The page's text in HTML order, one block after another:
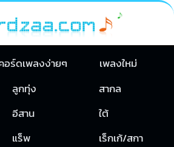
อร์ดเพลงง่ายๆ
เพลงใหม่
ลูกทุ่ง
สากล
อีสาน
ใต้
แร็พ
เร็กเก้/สกา